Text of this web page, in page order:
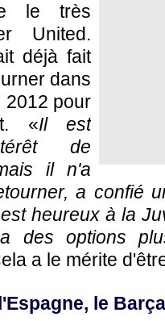
le très
United.
déjà fait
dans
2012 pour
«Il est
de
il n'a
a confié
heureux à la
des options
a le mérite
le